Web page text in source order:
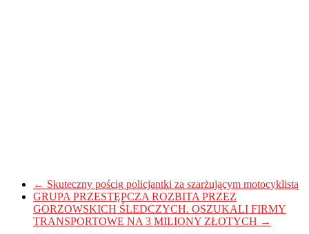
← Skuteczny pościg policjantki za szarżującym motocyklistą
GRUPA PRZESTĘPCZA ROZBITA PRZEZ
GORZOWSKICH ŚLEDCZYCH. OSZUKALI FIRMY
TRANSPORTOWE NA 3 MILIONY ZŁOTYCH →